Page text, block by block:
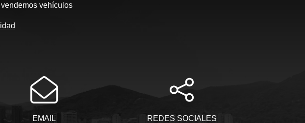
vehículos
EMAIL REDES SOCIALES